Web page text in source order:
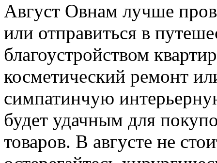
Август Овнам лучше
или отправиться в
благоустройством
косметический ремонт
симпатинчую
будет удачным для
товаров. В августе не